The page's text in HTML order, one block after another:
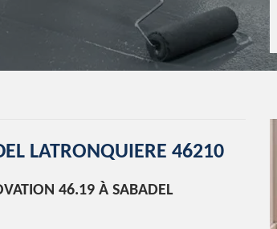
LATRONQUIERE 46210
46.19 À SABADEL